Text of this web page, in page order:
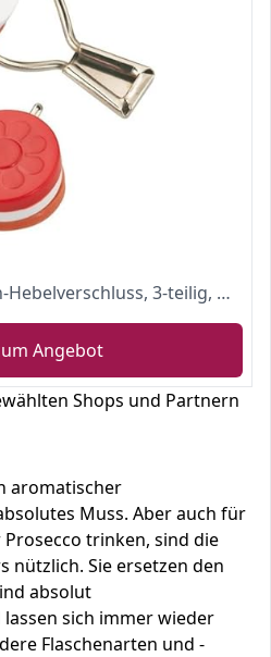
Westmark Set Flaschen-Hebelverschluss, 3-teilig, mit Silikondichtung, Stahl, Rot/Weiß/Schwarz, 44402280
Angebot
Shops und Partnern
aromatischer
Muss. Aber auch für
trinken, sind die
nützlich. Sie ersetzen den
absolut
sich immer wieder
Flaschenarten und -